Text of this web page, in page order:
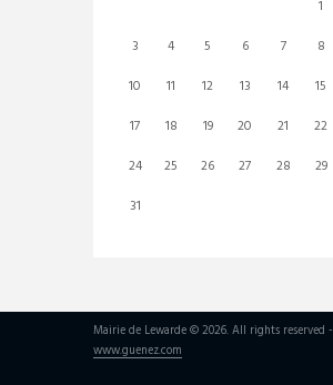
1
3
4 5 6 7 8
10
11 12 13 14 15
17
18 19 20 21 22
24
25 26 27 28 29
31
Mairie de Lewarde © 2026. All rights reserved
www.guenez.com